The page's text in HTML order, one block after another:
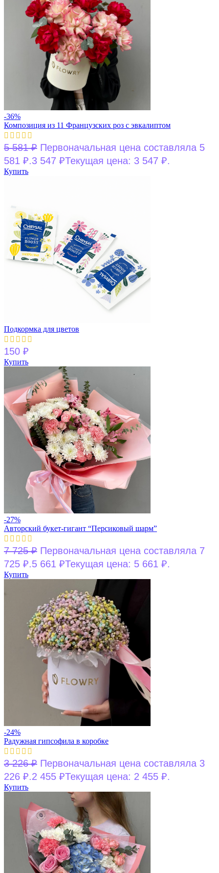
-36%
Композиция из 11 Французских роз с эвкалиптом
5 581₽ Первоначальная цена составляла 5
581 ₽.3 547 ₽Текущая цена: 3 547 ₽.
Купить
Подкормка для цветов
150 ₽
Купить
-27%
Авторский букет-гигант “Персиковый шарм”
7 725₽ Первоначальная цена составляла 7
725 ₽.5 661 ₽Текущая цена: 5 661 ₽.
Купить
-24%
Радужная гипсофила в коробке
3 226₽ Первоначальная цена составляла 3
226 ₽.2 455 ₽Текущая цена: 2 455 ₽.
Купить